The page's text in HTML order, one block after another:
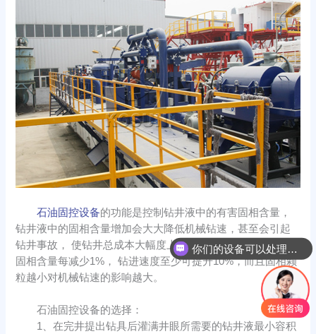
石油固控设备的功能是控制钻井液中的有害固相含量，
钻井液中的固相含量增加会大大降低机械钻速，甚至会引起
钻井事故， 使钻井总成本大幅度上升。实验数据表明，有害
固相含量每减少1%， 钻进速度至少可提升10%，而且固相颗
粒越小对机械钻速的影响越大。
石油固控设备的选择：
1、在完井提出钻具后灌满井眼所需要的钻井液最小容积